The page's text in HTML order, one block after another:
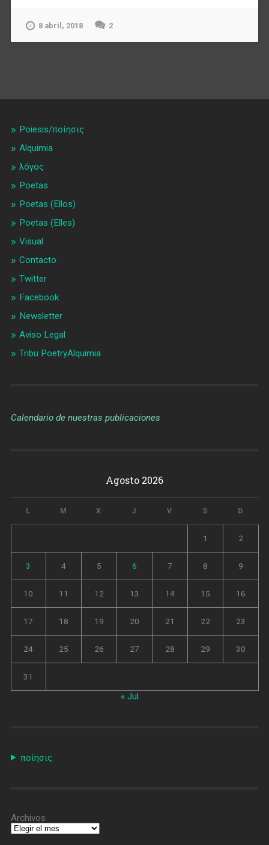
8 abril, 2018 2
Poiesis/ποίησις
Alquimia
λóγος
Poetas
Poetas (Ellos)
Poetas (Elles)
Visual
Contacto
Twitter
Facebook
Newsletter
Aviso Legal
Tribu PoetryAlquimia
Calendario de nuestras publicaciones
Agosto 2026
L M X J V S D
1 2
3 4 5 6 7 8 9
10 11 12 13 14 15 16
17 18 19 20 21 22 23
24 25 26 27 28 29 30
31
« Jul
ποίησις
Archivos